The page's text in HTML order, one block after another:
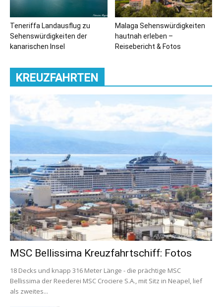
Teneriffa Landausflug zu
Sehenswürdigkeiten der
kanarischen Insel
Malaga Sehenswürdigkeiten
hautnah erleben –
Reisebericht & Fotos
KREUZFAHRTEN
MSC Bellissima Kreuzfahrtschiff: Fotos
18 Decks und knapp 316 Meter Länge - die prächtige MSC
Bellissima der Reederei MSC Crociere S.A., mit Sitz in Neapel, lief
als zweites...